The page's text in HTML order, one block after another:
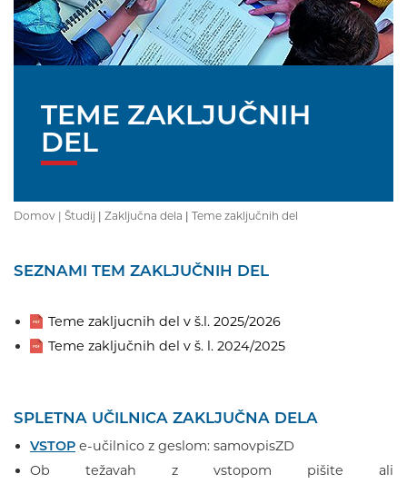
TEME ZAKLJUČNIH
DEL
Domov | Študij | Zaključna dela | Teme zaključnih del
SEZNAMI TEM ZAKLJUČNIH DEL
Teme zakljucnih del v š.l. 2025/2026
Teme zaključnih del v š. l. 2024/2025
SPLETNA UČILNICA ZAKLJUČNA DELA
VSTOP e-učilnico z geslom: samovpisZD
Ob težavah z vstopom pišite ali